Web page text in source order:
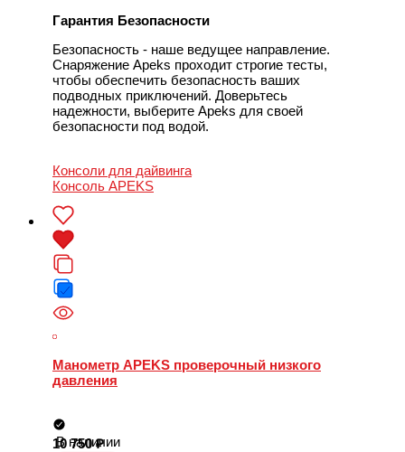
Гарантия Безопасности
Безопасность - наше ведущее направление.
Снаряжение Apeks проходит строгие тесты,
чтобы обеспечить безопасность ваших
подводных приключений. Доверьтесь
надежности, выберите Apeks для своей
безопасности под водой.
Консоли для дайвинга
Консоль APEKS
Манометр APEKS проверочный низкого
давления
В наличии
10 750